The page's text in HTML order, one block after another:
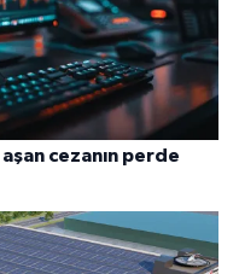
cezanın perde